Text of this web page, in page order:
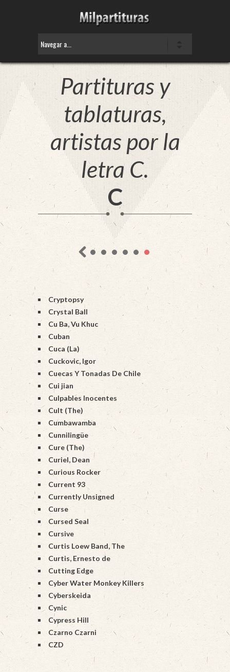
Partituras y
tablaturas,
artistas por la
letra C.
C
Cryptopsy
Crystal Ball
Cu Ba, Vu Khuc
Cuban
Cuca (La)
Cuckovic, Igor
Cuecas Y Tonadas De Chile
Cui jian
Culpables Inocentes
Cult (The)
Cumbawamba
Cunnilingüe
Cure (The)
Curiel, Dean
Curious Rocker
Current 93
Currently Unsigned
Curse
Cursed Seal
Cursive
Curtis Loew Band, The
Curtis, Ernesto de
Cutting Edge
Cyber Water Monkey Killers
Cyberskeida
Cynic
Cypress Hill
Czarno Czarni
CZD